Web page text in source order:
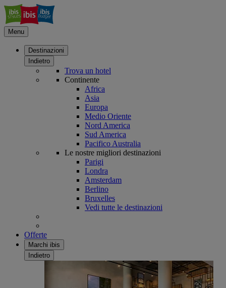
Menu
Destinazioni
Indietro
Trova un hotel
Continente
Africa
Asia
Europa
Medio Oriente
Nord America
Sud America
Pacifico Australia
Le nostre migliori destinazioni
Parigi
Londra
Amsterdam
Berlino
Bruxelles
Vedi tutte le destinazioni
Offerte
Marchi ibis
Indietro